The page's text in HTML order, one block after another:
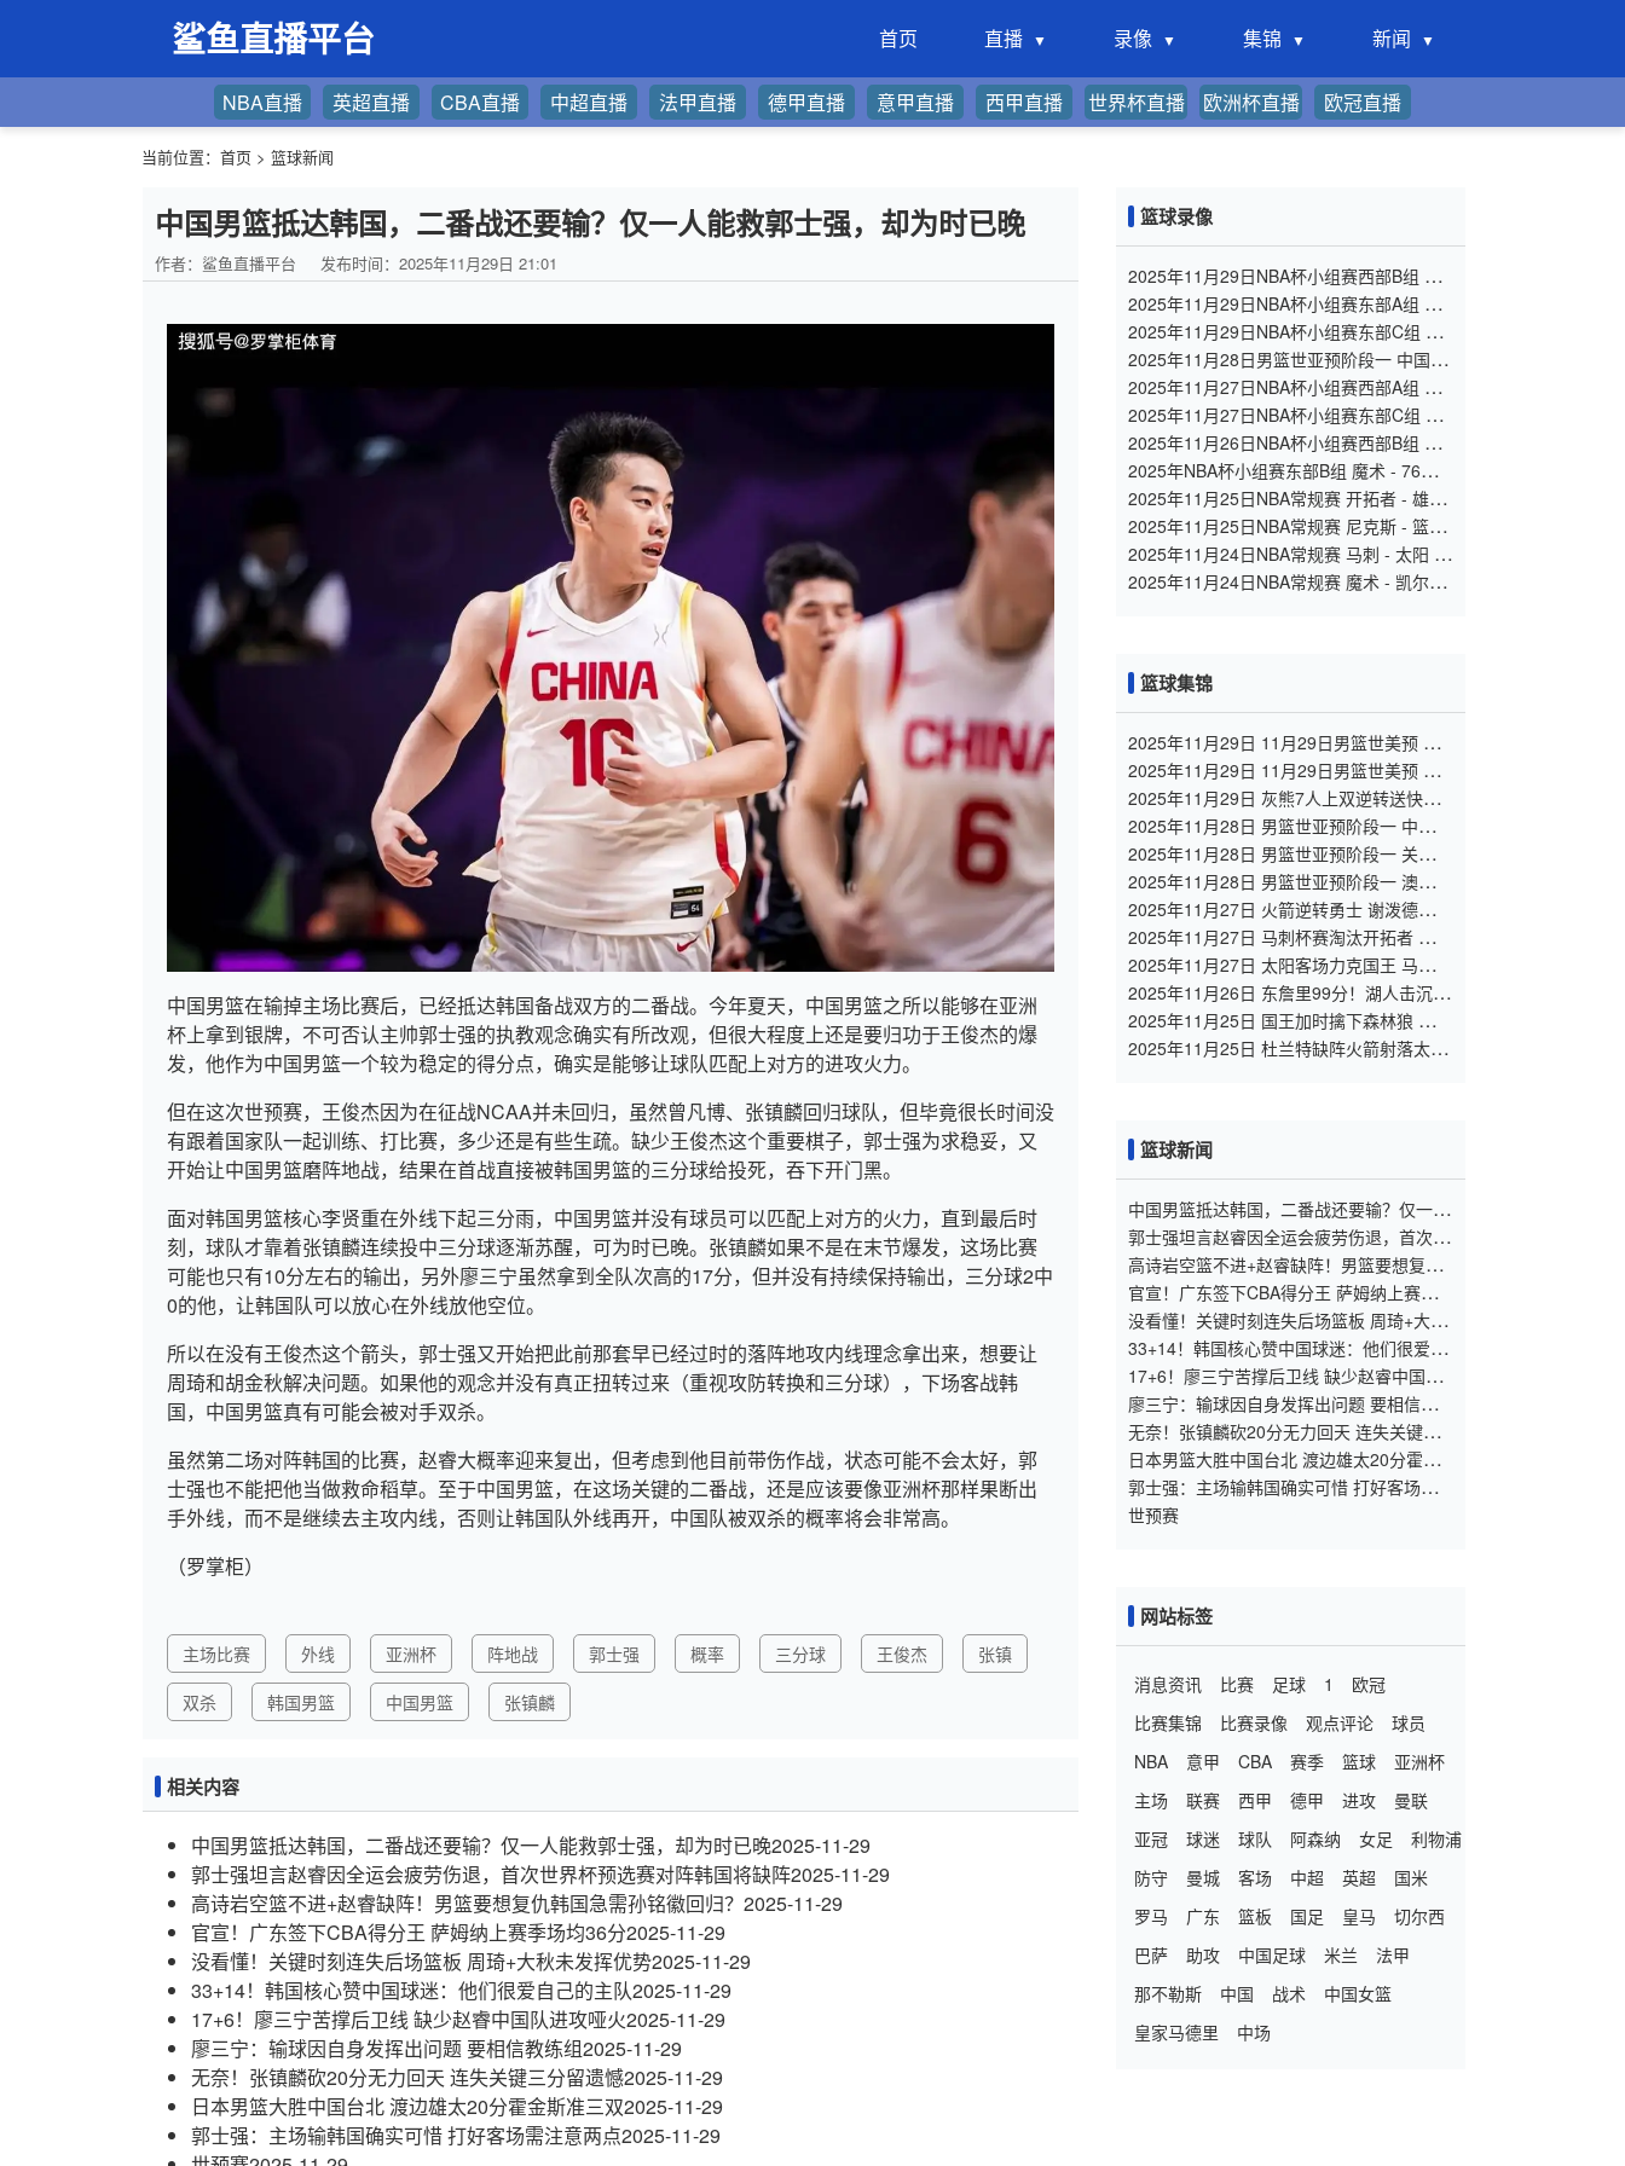
鲨鱼直播平台 首页 直播 录像 集锦 新闻
NBA直播 英超直播 CBA直播 中超直播 法甲直播 德甲直播 意甲直播 西甲直播 世界杯直播 欧洲杯直播 欧冠直播
当前位置： 首页 > 篮球新闻
中国男篮抵达韩国，二番战还要输？仅一人能救郭士强，却为时已晚
作者：鲨鱼直播平台 发布时间：2025年11月29日 21:01
中国男篮在输掉主场比赛后，已经抵达韩国备战双方的二番战。今年夏天，中国男篮之所以能够在亚洲
杯上拿到银牌，不可否认主帅郭士强的执教观念确实有所改观，但很大程度上还是要归功于王俊杰的爆
发，他作为中国男篮一个较为稳定的得分点，确实是能够让球队匹配上对方的进攻火力。
但在这次世预赛，王俊杰因为在征战NCAA并未回归，虽然曾凡博、张镇麟回归球队，但毕竟很长时间没
有跟着国家队一起训练、打比赛，多少还是有些生疏。缺少王俊杰这个重要棋子，郭士强为求稳妥，又
开始让中国男篮磨阵地战，结果在首战直接被韩国男篮的三分球给投死，吞下开门黑。
面对韩国男篮核心李贤重在外线下起三分雨，中国男篮并没有球员可以匹配上对方的火力，直到最后时
刻，球队才靠着张镇麟连续投中三分球逐渐苏醒，可为时已晚。张镇麟如果不是在末节爆发，这场比赛
可能也只有10分左右的输出，另外廖三宁虽然拿到全队次高的17分，但并没有持续保持输出，三分球2中
0的他，让韩国队可以放心在外线放他空位。
所以在没有王俊杰这个箭头，郭士强又开始把此前那套早已经过时的落阵地攻内线理念拿出来，想要让
周琦和胡金秋解决问题。如果他的观念并没有真正扭转过来（重视攻防转换和三分球），下场客战韩
国，中国男篮真有可能会被对手双杀。
虽然第二场对阵韩国的比赛，赵睿大概率迎来复出，但考虑到他目前带伤作战，状态可能不会太好，郭
士强也不能把他当做救命稻草。至于中国男篮，在这场关键的二番战，还是应该要像亚洲杯那样果断出
手外线，而不是继续去主攻内线，否则让韩国队外线再开，中国队被双杀的概率将会非常高。
（罗掌柜）
主场比赛 外线 亚洲杯 阵地战 郭士强 概率 三分球 王俊杰
张镇
双杀
韩国男篮 中国男篮 张镇麟
相关内容
中国男篮抵达韩国，二番战还要输？仅一人能救郭士强，却为时已晚2025-11-29
郭士强坦言赵睿因全运会疲劳伤退，首次世界杯预选赛对阵韩国将缺阵2025-11-29
高诗岩空篮不进+赵睿缺阵！男篮要想复仇韩国急需孙铭徽回归？ 2025-11-29
官宣！广东签下CBA得分王 萨姆纳上赛季场均36分2025-11-29
没看懂！关键时刻连失后场篮板 周琦+大秋未发挥优势2025-11-29
33+14！韩国核心赞中国球迷：他们很爱自己的主队2025-11-29
17+6！廖三宁苦撑后卫线 缺少赵睿中国队进攻哑火2025-11-29
廖三宁：输球因自身发挥出问题 要相信教练组2025-11-29
无奈！张镇麟砍20分无力回天 连失关键三分留遗憾2025-11-29
日本男篮大胜中国台北 渡边雄太20分霍金斯准三双2025-11-29
郭士强：主场输韩国确实可惜 打好客场需注意两点2025-11-29
篮球录像
2025年11月29日NBA杯小组赛西部B组 灰
熊 - 快船 全场录像
2025年11月29日NBA杯小组赛东部A组 骑
士 - 老鹰 全场录像
2025年11月29日NBA杯小组赛东部C组 雄
鹿 - 尼克斯 全场录像
2025年11月28日男篮世亚预阶段一 中国男
篮 - 韩国男篮 全场录像
2025年11月27日NBA杯小组赛西部A组 太
阳 - 国王 全场录像
2025年11月27日NBA杯小组赛东部C组 雄
鹿 - 热火 全场录像
2025年11月26日NBA杯小组赛西部B组 快
船 - 湖人 全场录像
2025年NBA杯小组赛东部B组 魔术 - 76人
全场录像
2025年11月25日NBA常规赛 开拓者 - 雄鹿
全场录像
2025年11月25日NBA常规赛 尼克斯 - 篮网
全场录像
2025年11月24日NBA常规赛 马刺 - 太阳 全
场录像
2025年11月24日NBA常规赛 魔术 - 凯尔特
篮球集锦
2025年11月29日 11月29日男篮世美预 墨
西哥男篮85-92多米尼加男篮 全场集锦
2025年11月29日 11月29日男篮世美预 巴
哈马男篮75-111加拿大男篮 全场集锦
2025年11月29日 灰熊7人上双逆转送快船3
连败 小贾伦24分 小卡赛季新高39分
2025年11月28日 男篮世亚预阶段一 中国男
篮 - 韩国男篮 全场集锦
2025年11月28日 男篮世亚预阶段一 关岛男
篮 46 - 87 菲律宾男篮 全场集锦
2025年11月28日 男篮世亚预阶段一 澳大利
亚男篮 84 - 79 新西兰男篮 全场集锦
2025年11月27日 火箭逆转勇士 谢泼德生涯
新高31分 库里13中4&6失误&提前伤退
2025年11月27日 马刺杯赛淘汰开拓者 福克
斯37+6+8 阿夫迪亚37+8 杨瀚森1分钟1板
2025年11月27日 太阳客场力克国王 马威
21+17 布克19+7+6 威少19+8
2025年11月26日 东詹里99分！湖人击沉快
船取5连胜&晋级淘汰赛 末节双方冲突
2025年11月25日 国王加时擒下森林狼 德罗
赞33分 小萨缺战 爱德华兹43+7
2025年11月25日 杜兰特缺阵火箭射落太
篮球新闻
中国男篮抵达韩国，二番战还要输？仅一人
能救郭士强，却为时已晚
郭士强坦言赵睿因全运会疲劳伤退，首次世
界杯预选赛对阵韩国将缺阵
高诗岩空篮不进+赵睿缺阵！男篮要想复仇
韩国急需孙铭徽回归？
官宣！广东签下CBA得分王 萨姆纳上赛季
场均36分
没看懂！关键时刻连失后场篮板 周琦+大秋
未发挥优势
33+14！韩国核心赞中国球迷：他们很爱自
己的主队
17+6！廖三宁苦撑后卫线 缺少赵睿中国队
进攻哑火
廖三宁：输球因自身发挥出问题 要相信教
练组
无奈！张镇麟砍20分无力回天 连失关键三
分留遗憾
日本男篮大胜中国台北 渡边雄太20分霍金
斯准三双
郭士强：主场输韩国确实可惜 打好客场需
注意两点
世预赛
网站标签
消息资讯 比赛 足球 1
欧冠
比赛集锦
比赛录像 观点评论
球员
NBA
意甲 CBA 赛季 篮球
亚洲杯
主场
联赛 西甲 德甲 进攻
曼联
亚冠
球迷 球队 阿森纳 女足
利物浦
防守
曼城 客场 中超 英超
国米
罗马
广东 篮板 国足 皇马
切尔西
巴萨
助攻 中国足球 米兰
法甲
那不勒斯
中国 战术
中国女篮
皇家马德里
中场